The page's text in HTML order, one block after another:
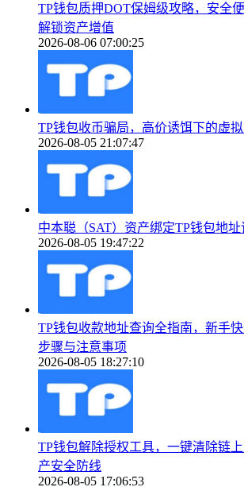
TP钱包质押DOT保姆级攻略，安全
解锁资产增值
2026-08-06 07:00:25
TP钱包收币骗局，高价诱饵下的虚
2026-08-05 21:07:47
中本聪（SAT）资产绑定TP钱包地
2026-08-05 19:47:22
TP钱包收款地址查询全指南，新手
步骤与注意事项
2026-08-05 18:27:10
TP钱包解除授权工具，一键清除链
产安全防线
2026-08-05 17:06:53